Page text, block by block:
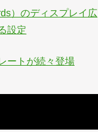
）のディスプレイ広
設定
ートが続々登場